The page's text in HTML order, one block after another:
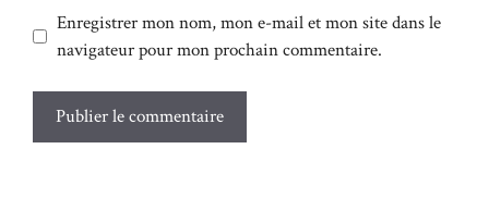
Enregistrer mon nom, mon e-mail et mon site dans le
navigateur pour mon prochain commentaire.